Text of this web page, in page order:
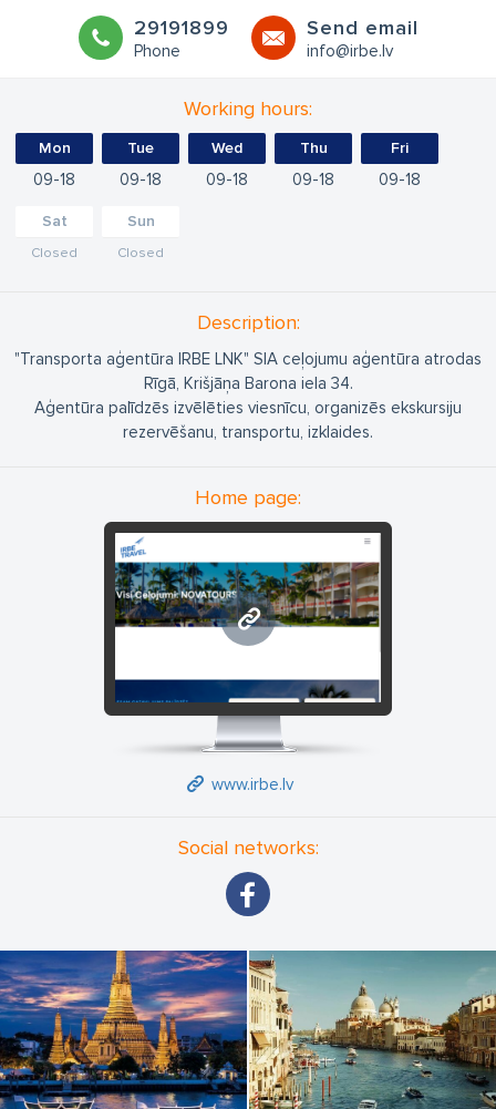
29191899
Phone
Send email
info@irbe.lv
Working hours:
Mon
09 18
Tue
09 18
Wed
09 18
Thu
09 18
Fri
09 18
Sat
Closed
Sun
Closed
Description:
"Transporta aģentūra IRBE LNK" SIA ceļojumu aģentūra atrodas
Rīgā, Krišjāņa Barona iela 34.
Aģentūra palīdzēs izvēlēties viesnīcu, organizēs ekskursiju
rezervēšanu, transportu, izklaides.
Home page:
www.irbe.lv
www.irbe.lv
Social networks: